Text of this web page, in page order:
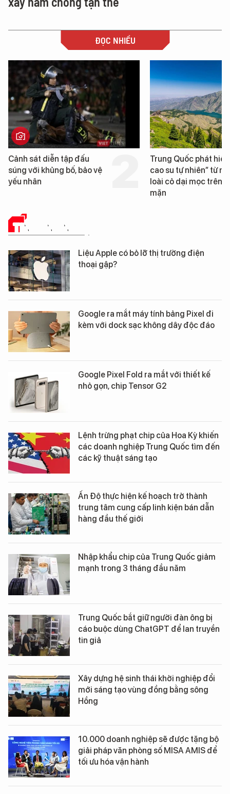
ĐỌC NHIỀU
Trung Quốc phát hiện “mỏ
cao su tự nhiên” từ một
loài cỏ dại mọc trên đất
Loạt dự án bất động
Đà Nẵng sắp bị kiểm
TIN CÔNG NGHỆ
Liệu Apple có bỏ lỡ thị trường điện
thoại gập?
Google ra mắt máy tính bảng Pixel đi
kèm với dock sạc không dây độc đáo
Google Pixel Fold ra mắt với thiết kế
nhỏ gọn, chip Tensor G2
Lệnh trừng phạt chip của Hoa Kỳ khiến
các doanh nghiệp Trung Quốc tìm đến
các kỹ thuật sáng tạo
Ấn Độ thực hiện kế hoạch trở thành
trung tâm cung cấp linh kiện bán dẫn
hàng đầu thế giới
Nhập khẩu chip của Trung Quốc giảm
mạnh trong 3 tháng đầu năm
Trung Quốc bắt giữ người đàn ông bị
cáo buộc dùng ChatGPT để lan truyền
tin giả
Xây dựng hệ sinh thái khởi nghiệp đổi
mới sáng tạo vùng đồng bằng sông
Hồng
10.000 doanh nghiệp sẽ được tặng bộ
giải pháp văn phòng số MISA AMIS để
tối ưu hóa vận hành